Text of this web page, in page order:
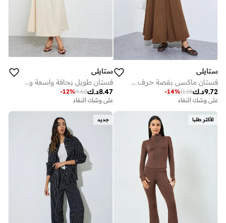
ستايلي
فستان ماكسي بقصة حرف A وياقة برباط - بني
د.ك9.72
11.18
-14%
على وشك النفاد
ستايلي
فستان طويل بحافة واسعة وأكمام قصيرة
د.ك8.47
9.62
-12%
على وشك النفاد
الأكثر طلبا جديد